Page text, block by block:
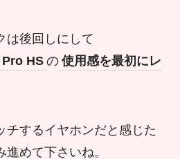
は後回しにして
HS の 使用感を最初にレ
チするイヤホンだと感じた
めて下さいね。